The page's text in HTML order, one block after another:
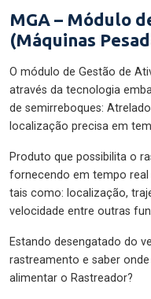
MGA – Módulo
(Máquinas
O módulo de Gestão de
através da tecnologia
de semirreboques:
localização precisa em
Produto que possibilita o
fornecendo em tempo
tais como: localização,
velocidade entre outras
Estando desengatado do
rastreamento e saber
alimentar o Rastreador?